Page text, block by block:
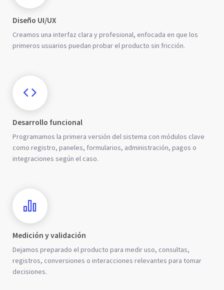
Diseño UI/UX
Creamos una interfaz clara y profesional, enfocada en que los
primeros usuarios puedan probar el producto sin fricción.
Desarrollo funcional
Programamos la primera versión del sistema con módulos clave
como registro, paneles, formularios, administración, pagos o
integraciones según el caso.
Medición y validación
Dejamos preparado el producto para medir uso, consultas,
registros, conversiones o interacciones relevantes para tomar
decisiones.